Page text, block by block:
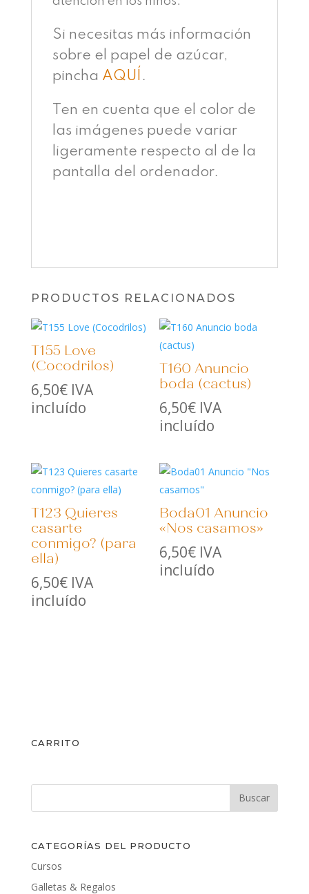
Si necesitas más información
sobre el papel de azúcar,
pincha AQUÍ .
Ten en cuenta que el color de
las imágenes puede variar
ligeramente respecto al de la
pantalla del ordenador.
PRODUCTOS RELACIONADOS
T155 Love
(Cocodrilos)
6,50€ IVA
incluído
T160 Anuncio
boda (cactus)
6,50€ IVA
incluído
T123 Quieres
casarte
conmigo? (para
ella)
6,50€ IVA
incluído
Boda01 Anuncio
«Nos casamos»
6,50€ IVA
incluído
CARRITO
CATEGORÍAS DEL PRODUCTO
Cursos
Galletas & Regalos